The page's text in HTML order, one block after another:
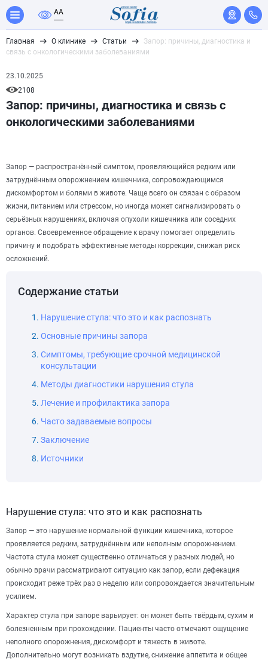
AA
Главная О клинике Статьи
Запор: причины, диагностика и
связь с онкологическими заболеваниями
23.10.2025
2108
Запор: причины, диагностика и связь с
онкологическими заболеваниями
Запор — распространённый симптом, проявляющийся редким или
затруднённым опорожнением кишечника, сопровождающимся
дискомфортом и болями в животе. Чаще всего он связан с образом
жизни, питанием или стрессом, но иногда может сигнализировать о
серьёзных нарушениях, включая опухоли кишечника или соседних
органов. Своевременное обращение к врачу помогает определить
причину и подобрать эффективные методы коррекции, снижая риск
осложнений.
Содержание статьи
Нарушение стула: что это и как распознать
Основные причины запора
Симптомы, требующие срочной медицинской
консультации
Методы диагностики нарушения стула
Лечение и профилактика запора
Часто задаваемые вопросы
Заключение
Источники
Нарушение стула: что это и как распознать
Запор — это нарушение нормальной функции кишечника, которое
проявляется редким, затруднённым или неполным опорожнением.
Частота стула может существенно отличаться у разных людей, но
обычно врачи рассматривают ситуацию как запор, если дефекация
происходит реже трёх раз в неделю или сопровождается значительным
усилием.
Характер стула при запоре варьирует: он может быть твёрдым, сухим и
болезненным при прохождении. Пациенты часто отмечают ощущение
неполного опорожнения, дискомфорт и тяжесть в животе.
Дополнительно могут возникать вздутие, снижение аппетита и общее